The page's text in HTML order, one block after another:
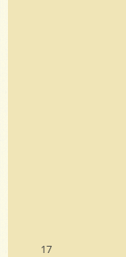
17